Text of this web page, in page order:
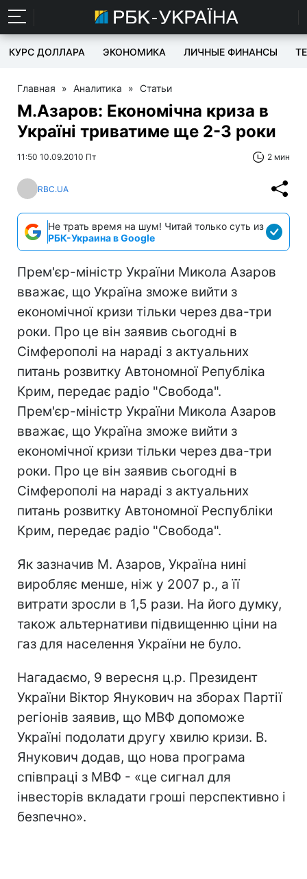
КУРС ДОЛЛАРА ЭКОНОМИКА ЛИЧНЫЕ ФИНАНСЫ
Главная » Аналитика » Статьи
М.Азаров: Економічна криза в
Україні триватиме ще 2-3 роки
11:50 10.09.2010 Пт 2 мин
RBC.UA
Не трать время на шум! Читай только суть из
РБК-Украина в Google
Прем'єр-міністр України Микола Азаров
вважає, що Україна зможе вийти з
економічної кризи тільки через два-три
роки. Про це він заявив сьогодні в
Сімферополі на нараді з актуальних
питань розвитку Автономної Републіка
Крим, передає радіо "Свобода".
Прем'єр-міністр України Микола Азаров
вважає, що Україна зможе вийти з
економічної кризи тільки через два-три
роки. Про це він заявив сьогодні в
Сімферополі на нараді з актуальних
питань розвитку Автономної Республіки
Крим, передає радіо "Свобода".
Як зазначив М. Азаров, Україна нині
виробляє менше, ніж у 2007 р., а її
витрати зросли в 1,5 рази. На його думку,
також альтернативи підвищенню ціни на
газ для населення України не було.
Нагадаємо, 9 вересня ц.р. Президент
України Віктор Янукович на зборах Партії
регіонів заявив, що МВФ допоможе
Україні подолати другу хвилю кризи. В.
Янукович додав, що нова програма
співпраці з МВФ - «це сигнал для
інвесторів вкладати гроші перспективно і
безпечно».